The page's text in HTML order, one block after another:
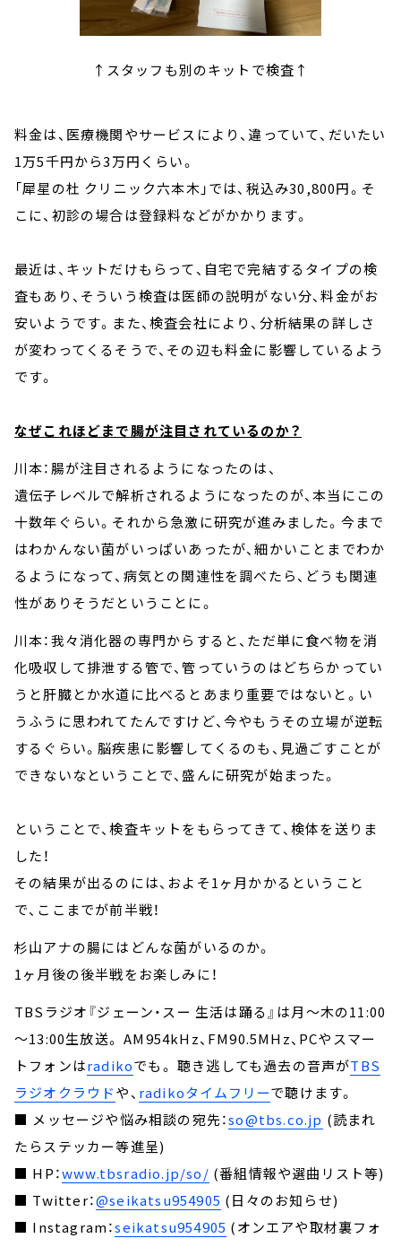
↑スタッフも別のキットで検査↑
料金は、医療機関やサービスにより、違っていて、だいたい
1万5千円から3万円くらい。
「犀星の杜 クリニック六本木」では、税込み30,800円。そ
こに、初診の場合は登録料などがかかります。
最近は、キットだけもらって、自宅で完結するタイプの検
査もあり、そういう検査は医師の説明がない分、料金がお
安いようです。また、検査会社により、分析結果の詳しさ
が変わってくるそうで、その辺も料金に影響しているよう
です。
なぜこれほどまで腸が注目されているのか？
川本：腸が注目されるようになったのは、
遺伝子レベルで解析されるようになったのが、本当にこの
十数年ぐらい。それから急激に研究が進みました。今まで
はわかんない菌がいっぱいあったが、細かいことまでわか
るようになって、病気との関連性を調べたら、どうも関連
性がありそうだということに。
川本：我々消化器の専門からすると、ただ単に食べ物を消
化吸収して排泄する管で、管っていうのはどちらかってい
うと肝臓とか水道に比べるとあまり重要ではないと。い
うふうに思われてたんですけど、今やもうその立場が逆転
するぐらい。脳疾患に影響してくるのも、見過ごすことが
できないなということで、盛んに研究が始まった。
ということで、検査キットをもらってきて、検体を送りま
した！
その結果が出るのには、およそ1ヶ月かかるということ
で、ここまでが前半戦！
杉山アナの腸にはどんな菌がいるのか。
1ヶ月後の後半戦をお楽しみに！
TBSラジオ『ジェーン・スー 生活は踊る』は月～木の11:00
～13:00生放送。 AM954kHz、FM90.5MHz、PCやスマー
トフォンはradikoでも。 聴き逃しても過去の音声がTBS
ラジオクラウドや、 radikoタイムフリーで聴けます。
■ メッセージや悩み相談の宛先：so@tbs.co.jp (読まれ
たらステッカー等進呈)
■ HP：www.tbsradio.jp/so/ (番組情報や選曲リスト等)
■ Twitter：@seikatsu954905 (日々のお知らせ)
■ Instagram：seikatsu954905 (オンエアや取材裏フォ